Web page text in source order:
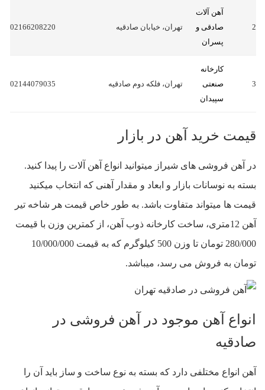
2
آهن آلات
صادقی و
پسران
تهران، خیابان صادقیه 02166208220
3
کارخانه
صنعتی
سپیدان
تهران، فلکه دوم صادقیه 02144079035
قیمت خرید آهن در بازار
در آهن فروشی های شیراز میتوانید انواع آهن آلات را پیدا کنید.
بسته به نوسانات بازار و ابعاد و مقدار آهنی که انتخاب میکنید
قیمت ها میتواند متفاوت باشد. به طور خاص قیمت هر شاخه تیر
آهن 12متری، ساخت کارخانه ذوب آهن، از کمترین وزن با قیمت
280/000 تومان تا وزن 500 کیلوگرم که به قیمت 10/000/000
تومان به فروش می رسد، میباشد.
انواع آهن موجود در آهن فروشی در
صادقیه
آهن انواع مختلفی دارد که بسته به نوع ساخت و ساز باید آن را